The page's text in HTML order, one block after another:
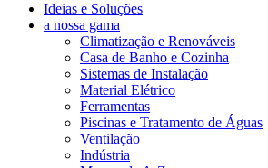
Ideias e Soluções
a nossa gama
Climatização e Renováveis
Casa de Banho e Cozinha
Sistemas de Instalação
Material Elétrico
Ferramentas
Piscinas e Tratamento de Águas
Ventilação
Indústria